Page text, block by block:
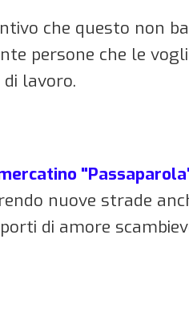
che questo non
persone che le
lavoro.
nuove strade
di amore